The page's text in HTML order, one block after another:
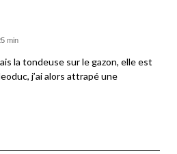
min
la tondeuse sur le gazon, elle est
j’ai alors attrapé une